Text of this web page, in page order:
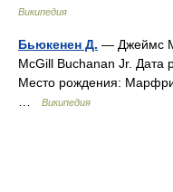
Википедия
Бьюкенен Д. — Джеймс
McGill Buchanan Jr. Дата
Место рождения:
Википедия